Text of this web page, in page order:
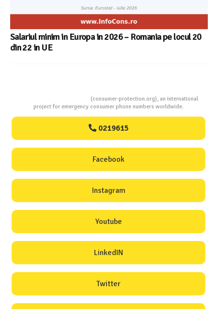
Salariul minim in Europa in 2026 – Romania pe locul 20
din 22 in UE
(consumer-protection.org), an international
project for emergency consumer phone numbers worldwide.
0219615
Facebook
Instagram
Youtube
LinkedIN
Twitter